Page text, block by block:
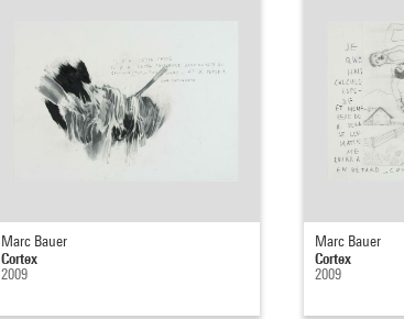
Marc Bauer
Cortex
2009
Marc Bauer
Cortex
2009